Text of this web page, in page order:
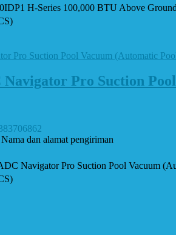
H-Series 100,000 BTU Above
Pro Suction
dan alamat pengiriman
Navigator Pro Suction Pool Vacuum